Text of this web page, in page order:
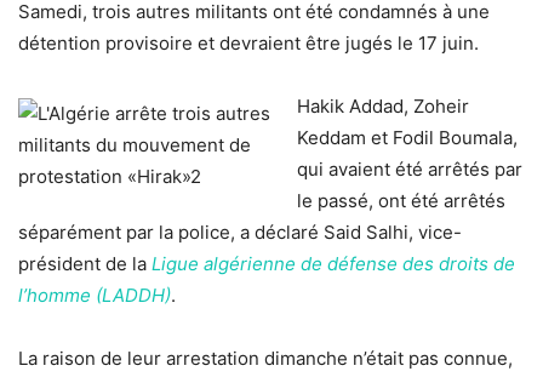
Samedi, trois autres militants ont été condamnés à une
détention provisoire et devraient être jugés le 17 juin.
Hakik Addad, Zoheir
Keddam et Fodil Boumala,
qui avaient été arrêtés par
le passé, ont été arrêtés
séparément par la police, a déclaré Said Salhi, vice-
président de la Ligue algérienne de défense des droits de
l’homme (LADDH).
La raison de leur arrestation dimanche n’était pas connue,